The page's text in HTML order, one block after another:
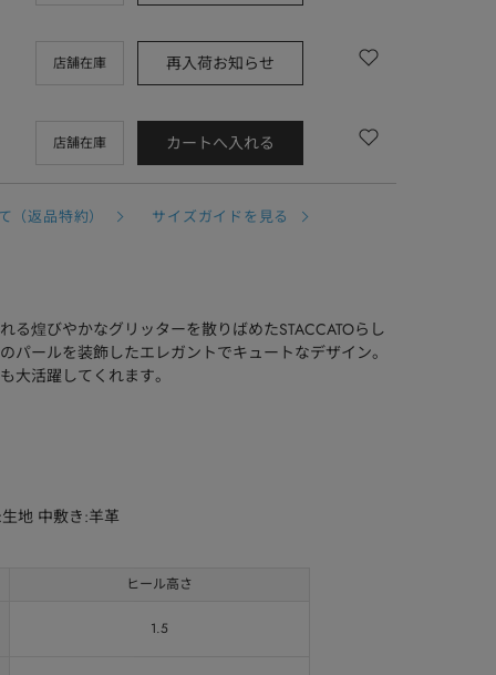
店舗在庫 再入荷お知らせ
店舗在庫 カートへ入れる
（返品特約）
サイズガイドを見る
る煌びやかなグリッターを散りばめたSTACCATOらし
パールを装飾したエレガントでキュートなデザイン。
大活躍してくれます。
地 中敷き:羊革
ヒール高さ
1.5